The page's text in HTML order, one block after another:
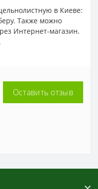
в Киеве:
Также можно
Интернет-магазин.
Оставить отзыв